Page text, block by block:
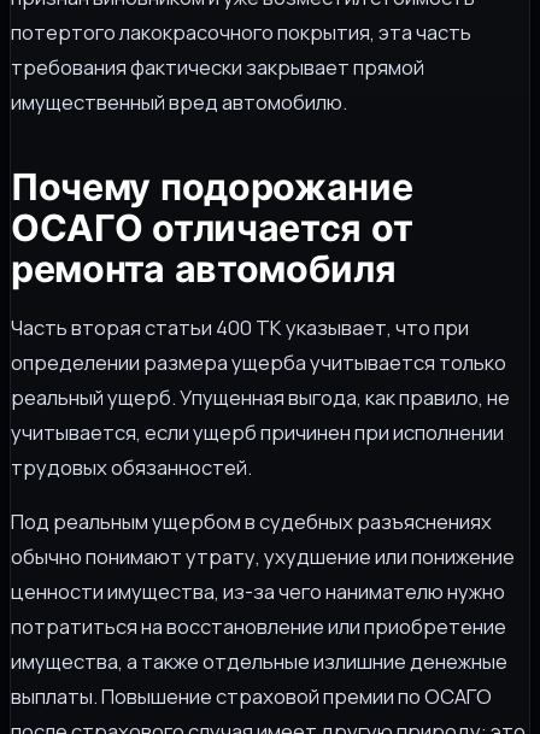
потертого лакокрасочного покрытия, эта часть
требования фактически закрывает прямой
имущественный вред автомобилю.
Почему подорожание
ОСАГО отличается от
ремонта автомобиля
Часть вторая статьи 400 ТК указывает, что при
определении размера ущерба учитывается только
реальный ущерб. Упущенная выгода, как правило, не
учитывается, если ущерб причинен при исполнении
трудовых обязанностей.
Под реальным ущербом в судебных разъяснениях
обычно понимают утрату, ухудшение или понижение
ценности имущества, из-за чего нанимателю нужно
потратиться на восстановление или приобретение
имущества, а также отдельные излишние денежные
выплаты. Повышение страховой премии по ОСАГО